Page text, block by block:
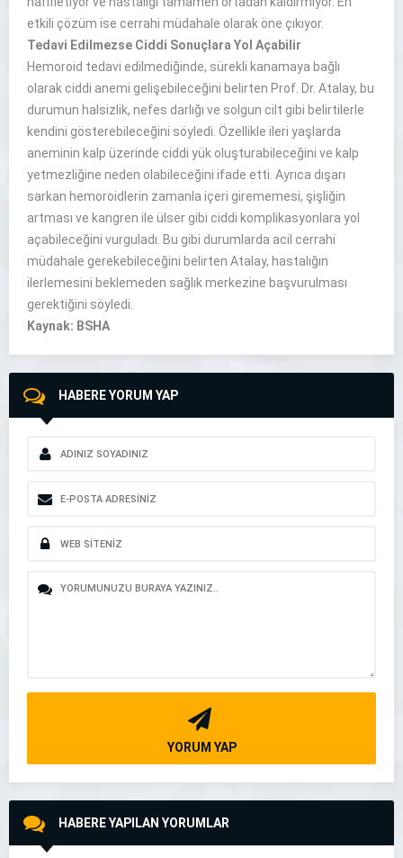
etkili çözüm ise cerrahi müdahale olarak öne çıkıyor.
Tedavi Edilmezse Ciddi Sonuçlara Yol Açabilir
Hemoroid tedavi edilmediğinde, sürekli kanamaya bağlı
olarak ciddi anemi gelişebileceğini belirten Prof. Dr. Atalay, bu
durumun halsizlik, nefes darlığı ve solgun cilt gibi belirtilerle
kendini gösterebileceğini söyledi. Özellikle ileri yaşlarda
aneminin kalp üzerinde ciddi yük oluşturabileceğini ve kalp
yetmezliğine neden olabileceğini ifade etti. Ayrıca dışarı
sarkan hemoroidlerin zamanla içeri girememesi, şişliğin
artması ve kangren ile ülser gibi ciddi komplikasyonlara yol
açabileceğini vurguladı. Bu gibi durumlarda acil cerrahi
müdahale gerekebileceğini belirten Atalay, hastalığın
ilerlemesini beklemeden sağlık merkezine başvurulması
gerektiğini söyledi.
Kaynak: BSHA
HABERE YORUM YAP
YORUM YAP
HABERE YAPILAN YORUMLAR